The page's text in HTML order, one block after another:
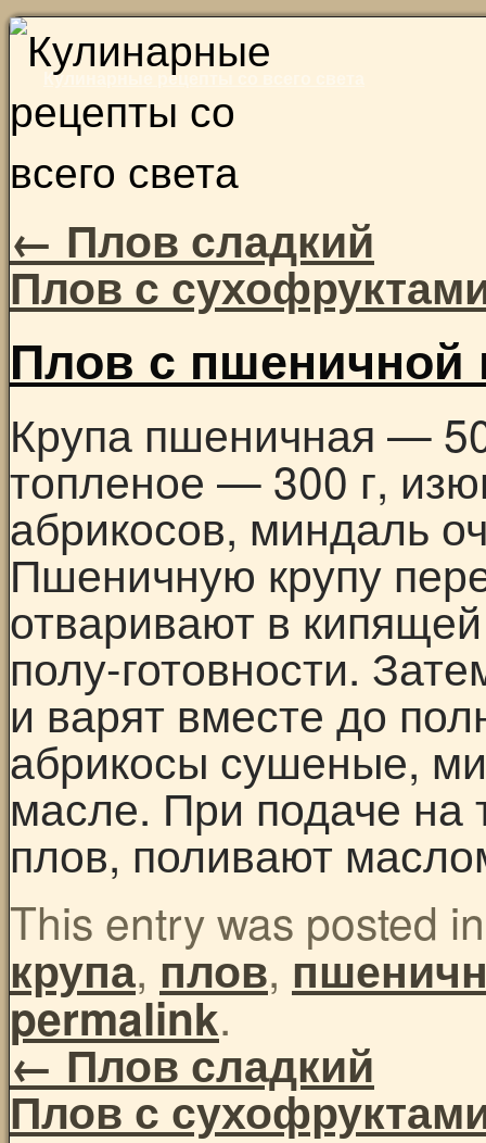
Кулинарные рецепты со всего света
Skip
content
← Плов сладкий
Плов с
Плов с пшеничной
Крупа пшеничная —
топленое — 300 г,
абрикосов, миндаль
Пшеничную крупу
отваривают в
полу-готовности.
и варят вместе до
абрикосы сушеные,
масле. При подаче на
плов, поливают
This entry was posted
крупа, плов,
permalink.
←Плов сладкий
Плов с